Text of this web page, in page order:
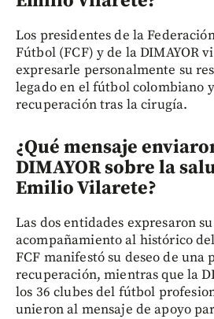
Los presidentes de la
Fútbol (FCF) y de la DIMAYOR
expresarle personalmente su
legado en el fútbol colombiano
recuperación tras la cirugía.
¿Qué mensaje
DIMAYOR sobre la
Emilio Vilarete?
Las dos entidades expresaron
acompañamiento al histórico
FCF manifestó su deseo de una
recuperación, mientras que la
los 36 clubes del fútbol
unieron al mensaje de apoyo